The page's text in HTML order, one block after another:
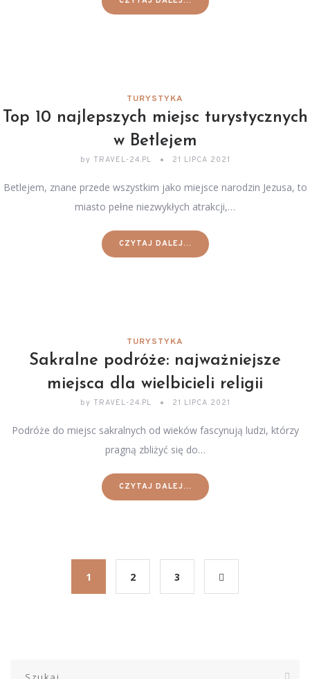
TURYSTYKA
Top 10 najlepszych miejsc turystycznych
w Betlejem
by TRAVEL-24.PL 21 LIPCA 2021
Betlejem, znane przede wszystkim jako miejsce narodzin Jezusa, to
miasto pełne niezwykłych atrakcji,…
CZYTAJ DALEJ...
TURYSTYKA
Sakralne podróże: najważniejsze
miejsca dla wielbicieli religii
by TRAVEL-24.PL 21 LIPCA 2021
Podróże do miejsc sakralnych od wieków fascynują ludzi, którzy
pragną zbliżyć się do…
CZYTAJ DALEJ...
1 2 3